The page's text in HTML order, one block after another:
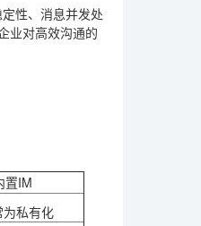
性、消息并发处
业对高效沟通的
置IM
为私有化